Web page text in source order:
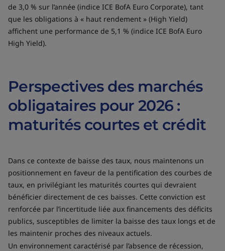
de 3,0 % sur l’année (indice ICE BofA Euro Corporate), tant
que les obligations à « haut rendement » (High Yield)
affichent une performance de 5,1 % (indice ICE BofA Euro
High Yield).
Perspectives des marchés
obligataires pour 2026 :
maturités courtes et crédit
Dans ce contexte de baisse des taux, nous maintenons un
positionnement en faveur de la pentification des courbes de
taux, en privilégiant les maturités courtes qui devraient
bénéficier directement de ces baisses. Cette conviction est
renforcée par l’incertitude liée aux financements des déficits
publics, susceptibles de limiter la baisse des taux longs et de
les maintenir proches des niveaux actuels.
Un environnement caractérisé par l’absence de récession,